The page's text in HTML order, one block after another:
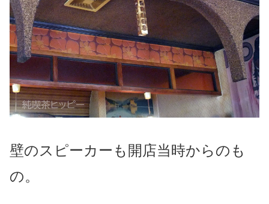
壁のスピーカーも開店当時からのも
の。